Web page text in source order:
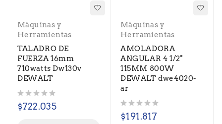
Máquinas y
Herramientas
TALADRO DE
FUERZA 16mm
710watts Dw130v
DEWALT
$722.035
Máquinas y
Herramientas
AMOLADORA
ANGULAR 4 1/2''
115MM 800W
DEWALT dwe4020-
ar
$191.817